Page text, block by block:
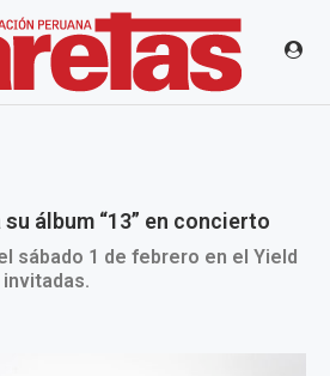
álbum “13” en concierto
sábado 1 de febrero en el Yield